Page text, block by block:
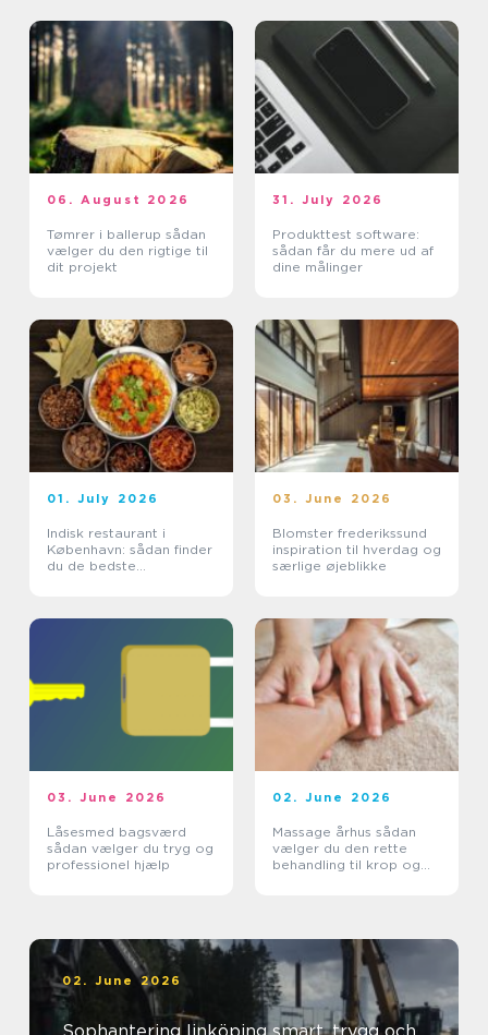
06. August 2026
Tømrer i ballerup sådan
vælger du den rigtige til
dit projekt
31. July 2026
Produkttest software:
sådan får du mere ud af
dine målinger
01. July 2026
Indisk restaurant i
København: sådan finder
du de bedste
03. June 2026
Blomster frederikssund
inspiration til hverdag og
særlige øjeblikke
03. June 2026
Låsesmed bagsværd
sådan vælger du tryg og
professionel hjælp
02. June 2026
Massage århus sådan
vælger du den rette
behandling til krop og
02. June 2026